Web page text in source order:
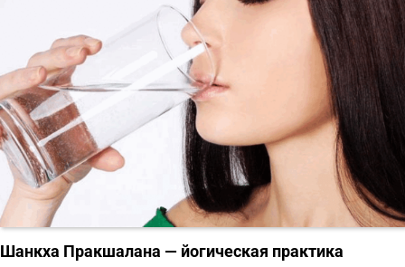
Шанкха Пракшалана — йогическая практика